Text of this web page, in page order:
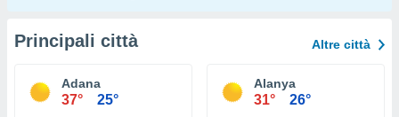
Principali città Altre città
Adana
37° 25°
Alanya
31° 26°